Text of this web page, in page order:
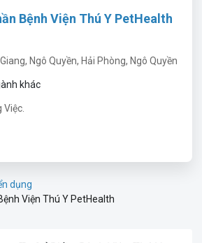
Bệnh Viện Thú Y PetHealth
Ngô Quyền, Hải Phòng, Ngô Quyền
khác
Việc.
dụng
Viện Thú Y PetHealth